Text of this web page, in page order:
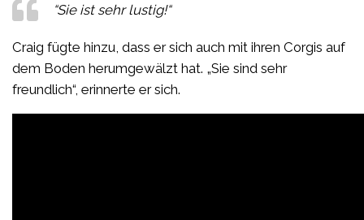
“Sie ist sehr lustig!“
Craig fügte hinzu, dass er sich auch mit ihren Corgis auf
dem Boden herumgewälzt hat. „Sie sind sehr
freundlich“, erinnerte er sich.